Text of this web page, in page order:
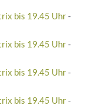
bis 19.45 Uhr-
bis 19.45 Uhr-
bis 19.45 Uhr-
bis 19.45 Uhr-